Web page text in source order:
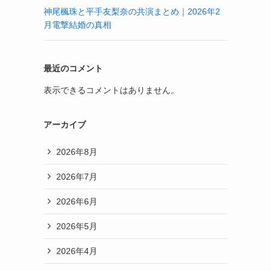
神尾楓珠と平手友梨奈の共演まとめ｜2026年2
月電撃結婚の真相
最近のコメント
表示できるコメントはありません。
アーカイブ
2026年8月
2026年7月
2026年6月
2026年5月
2026年4月